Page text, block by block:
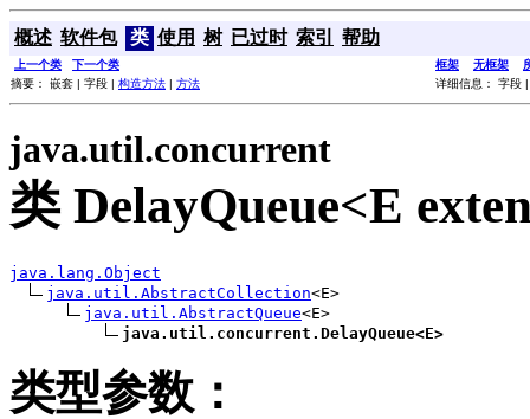
概述 软件包 类 使用 树 已过时 索引 帮助
上一个类 下一个类 框架 无框架
摘要： 嵌套 | 字段 | 构造方法 | 方法 详细信息： 字段
java.util.concurrent
类 DelayQueue<E
java.lang.Object
java.util.AbstractCollection<E>
java.util.AbstractQueue<E>
java.util.concurrent.DelayQueue<E>
类型参数：